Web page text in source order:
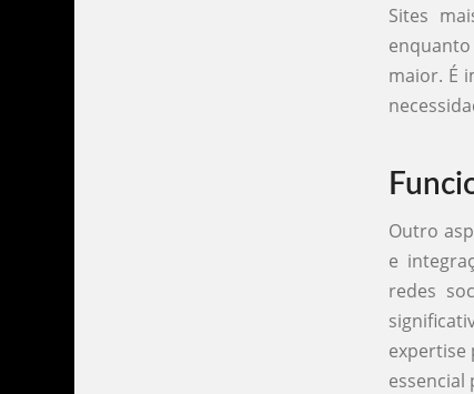
Sites
maior. É
Outro
e
redes
expertise
essencial